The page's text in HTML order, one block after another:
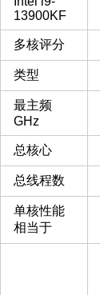
13900KF
多核评分
类型
最主频
GHz
总核心
总线程数
单核性能
相当于